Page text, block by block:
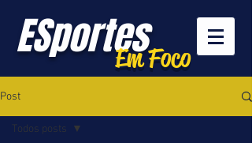
ESportesEm Foco
Post
Todos posts